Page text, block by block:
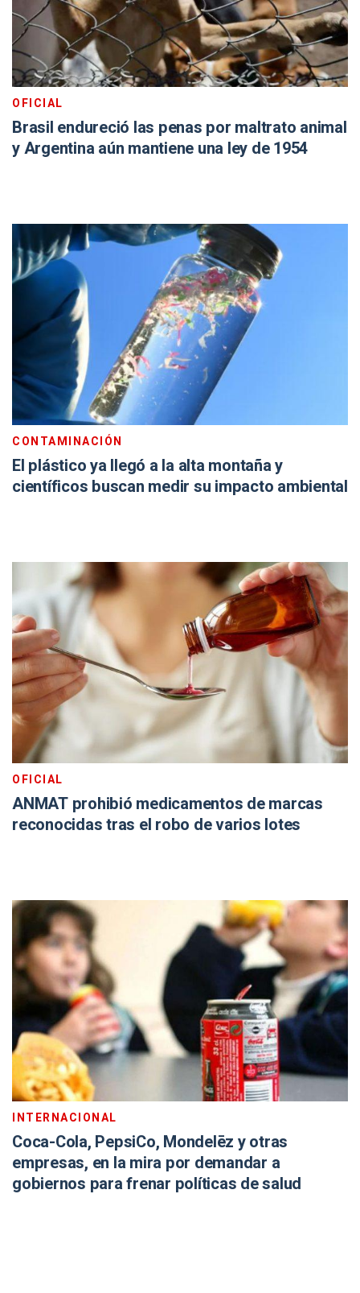
OFICIAL
Brasil endureció las penas por maltrato animal
y Argentina aún mantiene una ley de 1954
CONTAMINACIÓN
El plástico ya llegó a la alta montaña y
científicos buscan medir su impacto ambiental
OFICIAL
ANMAT prohibió medicamentos de marcas
reconocidas tras el robo de varios lotes
INTERNACIONAL
Coca-Cola, PepsiCo, Mondelēz y otras
empresas, en la mira por demandar a
gobiernos para frenar políticas de salud